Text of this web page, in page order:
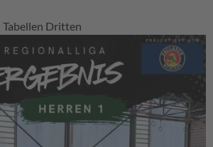
Tabellen Dritten